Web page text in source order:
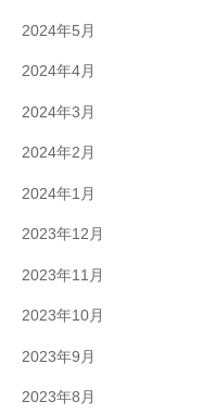
2024年5月
2024年4月
2024年3月
2024年2月
2024年1月
2023年12月
2023年11月
2023年10月
2023年9月
2023年8月